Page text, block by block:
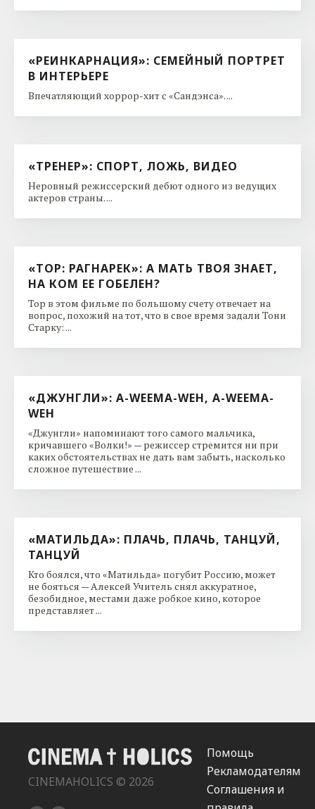
«РЕИНКАРНАЦИЯ»: СЕМЕЙНЫЙ ПОРТРЕТ
В ИНТЕРЬЕРЕ
Впечатляющий хоррор-хит с «Сандэнса». ...
«ТРЕНЕР»: СПОРТ, ЛОЖЬ, ВИДЕО
Неровный режиссерский дебют одного из ведущих
актеров страны. ...
«ТОР: РАГНАРЕК»: А МАТЬ ТВОЯ ЗНАЕТ,
НА КОМ ЕЕ ГОБЕЛЕН?
Тор в этом фильме по большому счету отвечает на
вопрос, похожий на тот, что в свое время задали Тони
Старку: ...
«ДЖУНГЛИ»: A-WEEMA-WEH, A-WEEMA-
WEH
«Джунгли» напоминают того самого мальчика,
кричавшего «Волки!» — режиссер стремится ни при
каких обстоятельствах не дать вам забыть, насколько
сложное путешествие ...
«МАТИЛЬДА»: ПЛАЧЬ, ПЛАЧЬ, ТАНЦУЙ,
ТАНЦУЙ
Кто боялся, что «Матильда» погубит Россию, может
не бояться — Алексей Учитель снял аккуратное,
безобидное, местами даже робкое кино, которое
представляет ...
CINEMAHOLICS © 2026
Помощь
Рекламодателям
Соглашения и